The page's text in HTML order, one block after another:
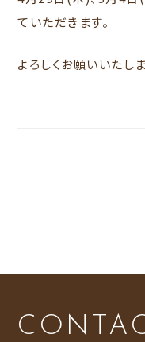
ていただきます。
よろしくお願いいたしま